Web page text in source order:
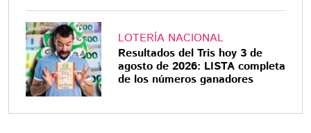
LOTERÍA NACIONAL
Resultados del Tris hoy 3 de
agosto de 2026: LISTA completa
de los números ganadores